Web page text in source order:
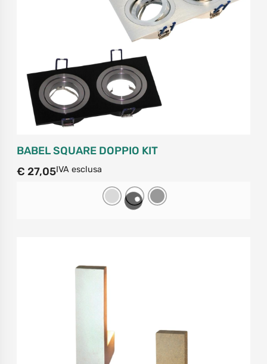
BABEL SQUARE DOPPIO KIT
€ 27,05IVA esclusa